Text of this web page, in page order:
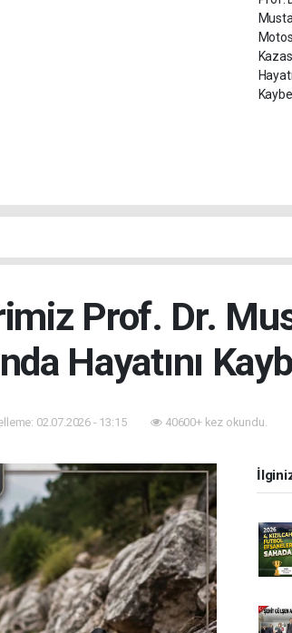
Prof. Dr.
Hayatını
02.07.2026 - 13:15 40600+ kez okundu.